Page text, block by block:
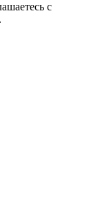
с
.